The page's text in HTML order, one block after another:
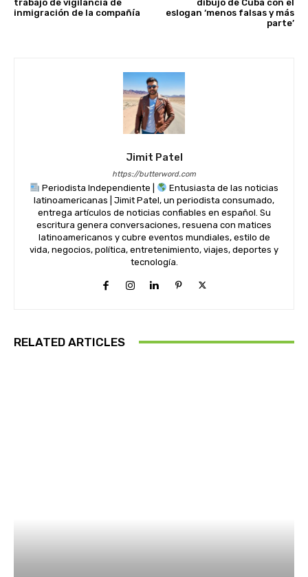
trabajo de vigilancia de
inmigración de la compañía
dibujo de Cuba con el
eslogan ‘menos falsas y más
parte’
Jimit Patel
https://butterword.com
Periodista Independiente |
Entusiasta de las noticias
latinoamericanas | Jimit Patel, un periodista consumado,
entrega artículos de noticias confiables en español. Su
escritura genera conversaciones, resuena con matices
latinoamericanos y cubre eventos mundiales, estilo de
vida, negocios, política, entretenimiento, viajes, deportes y
tecnología.
RELATED ARTICLES